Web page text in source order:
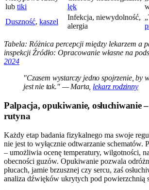
lub tiki
lęk
Duszność, kaszel
Infekcja, niewydolność,
alergia
Tabela: Różnica percepcji między lekarzem a
inspekcji Źródło: Opracowanie własne na
2024
"Czasem wystarczy jedno spojrzenie, by
jest nie tak." — Marta, lekarz rodzinny
Palpacja, opukiwanie, osłuchiwanie
rutyna
Każdy etap badania fizykalnego ma swoje
nie jest to wyłącznie odtwarzanie schematów.
– umożliwia ocenę temperatury, wilgotności,
obecności guzów. Opukiwanie pozwala
płucach, jamie brzusznej czy sercu, zaś
analiza dźwięków ukrytych pod powierzchnią